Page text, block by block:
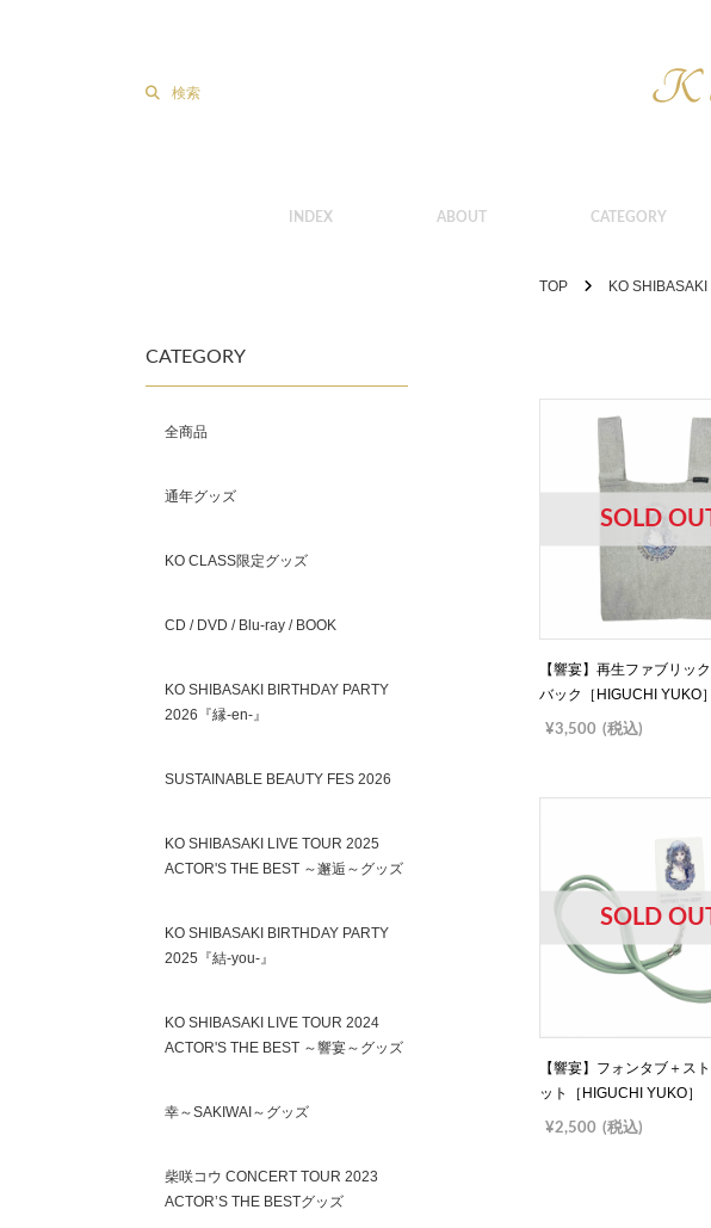
検索
INDEX ABOUT CATEGORY
TOP KO
SOLD
【響宴】再生ファブリッ
バック［HIGUCHI YUKO］
¥3,500 (税込)
SOLD
【響宴】フォンタブ＋ス
ット［HIGUCHI YUKO］
¥2,500 (税込)
CATEGORY
全商品
通年グッズ
KO CLASS限定グッズ
CD / DVD / Blu-ray / BOOK
KO SHIBASAKI BIRTHDAY PARTY
2026『縁-en-』
SUSTAINABLE BEAUTY FES 2026
KO SHIBASAKI LIVE TOUR 2025
ACTOR'S THE BEST ～邂逅～グッズ
KO SHIBASAKI BIRTHDAY PARTY
2025『結-you-』
KO SHIBASAKI LIVE TOUR 2024
ACTOR'S THE BEST ～響宴～グッズ
幸～SAKIWAI～グッズ
柴咲コウ CONCERT TOUR 2023
ACTOR’S THE BESTグッズ